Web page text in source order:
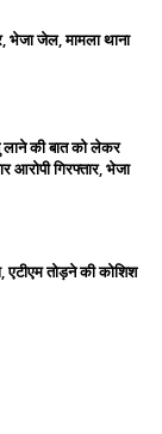
भेजा जेल, मामला थाना
की बात को लेकर
आरोपी गिरफ्तार, भेजा
एटीएम तोड़ने की कोशिश